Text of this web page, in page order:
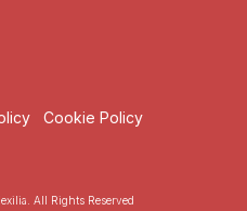
Cookie Policy
All Rights Reserved